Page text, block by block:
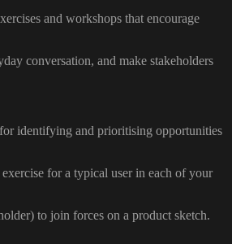
and workshops that encourage
conversation, and make stakeholders
identifying and prioritising opportunities
for a typical user in each of your
to join forces on a product sketch.